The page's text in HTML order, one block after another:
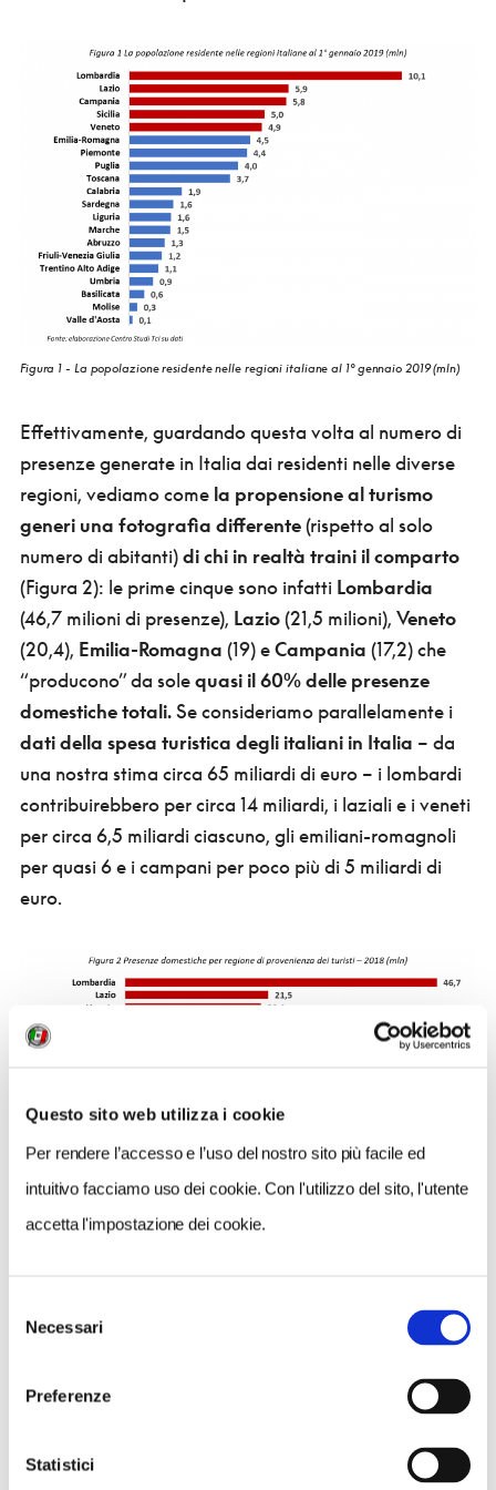
Questo sito web utilizza i cookie
Per rendere l’accesso e l’uso del nostro sito più facile ed
intuitivo facciamo uso dei cookie. Con l'utilizzo del sito, l'utente
accetta l'impostazione dei cookie.
delNecessari
Preferenze
Statistici
Figura 1 - La popolazione residente nelle regioni italiane al 1° gennaio 2019 (mln)
Effettivamente, guardando questa volta al numero di
presenze generate in Italia dai residenti nelle diverse
regioni, vediamo comela propensione al turismo
generi una fotografia differente(rispetto al solo
numero di abitanti)di chi in realtà traini il comparto
(Figura 2): le prime cinque sono infatti Lombardia
(46,7 milioni di presenze), Lazio(21,5 milioni), Veneto
(20,4), Emilia-Romagna (19) eCampania (17,2) che
“producono” da solequasi il 60% delle presenze
domestiche totali.Se consideriamo parallelamente i
dati della spesa turistica degli italiani in Italia – da
una nostra stima circa 65 miliardi di euro – i lombardi
contribuirebbero per circa 14 miliardi, i laziali e i veneti
per circa 6,5 miliardi ciascuno, gli emiliani-romagnoli
per quasi 6 e i campani per poco più di 5 miliardi di
euro.
Da più parti in queste settimane si è prevista una
tratta in realtà, guardando ai dati, di un fenomeno già
assisteremo quindi a un cambiamento radicale nelle